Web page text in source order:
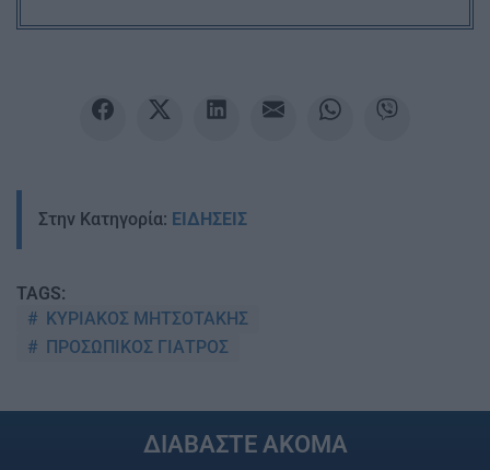
Στην Κατηγορία: ΕΙΔΗΣΕΙΣ
TAGS:
ΚΥΡΙΑΚΟΣ ΜΗΤΣΟΤΑΚΗΣ
ΠΡΟΣΩΠΙΚΟΣ ΓΙΑΤΡΟΣ
ΔΙΑΒΑΣΤΕ ΑΚΟΜΑ